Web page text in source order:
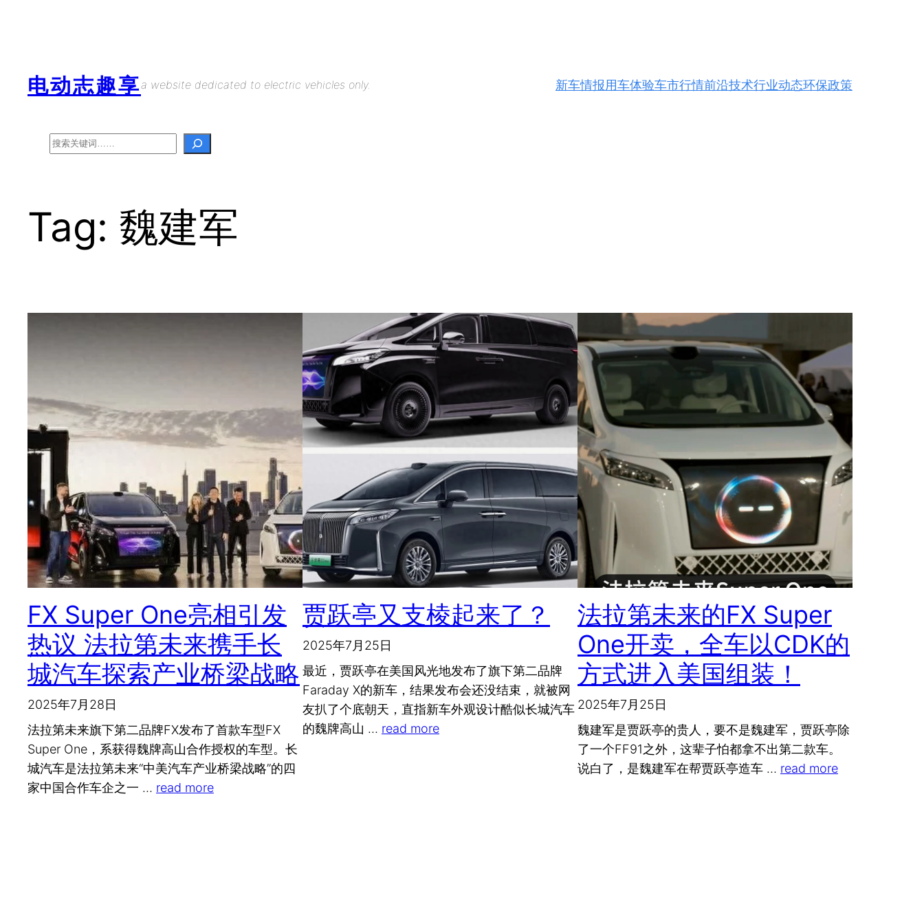
电动志趣享a website dedicated to electric vehicles only. 新车情报用车体验车市行情前沿技术行业动态环保政策
Search
Tag: 魏建军
FX Super One亮相引发
热议 法拉第未来携手长
城汽车探索产业桥梁战略
2025年7月28日
法拉第未来旗下第二品牌FX发布了首款车型FX
Super One，系获得魏牌高山合作授权的车型。长
城汽车是法拉第未来“中美汽车产业桥梁战略”的四
家中国合作车企之一 … read more
贾跃亭又支棱起来了？
2025年7月25日
最近，贾跃亭在美国风光地发布了旗下第二品牌
Faraday X的新车，结果发布会还没结束，就被网
友扒了个底朝天，直指新车外观设计酷似长城汽车
的魏牌高山 … read more
法拉第未来的FX Super
One开卖，全车以CDK的
方式进入美国组装！
2025年7月25日
魏建军是贾跃亭的贵人，要不是魏建军，贾跃亭除
了一个FF91之外，这辈子怕都拿不出第二款车。
说白了，是魏建军在帮贾跃亭造车 … read more